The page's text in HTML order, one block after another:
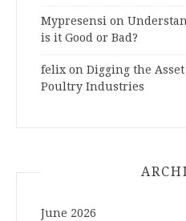
Mypresensi on
is it Good or Bad?
felix on Digging the
Poultry Industries
June 2026